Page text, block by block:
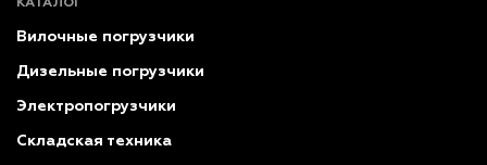
Вилочные погрузчики
Дизельные погрузчики
Электропогрузчики
Складская техника